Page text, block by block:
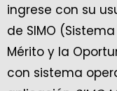
ingrese con su
de SIMO
Mérito y la
con sistema